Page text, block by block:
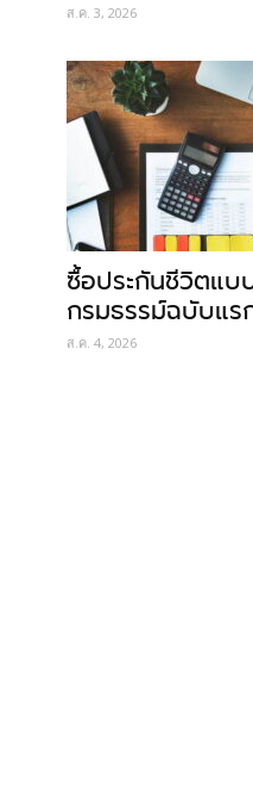
ส.ค. 3, 2026
ซื้อประกันชีวิตแบ
กรมธรรม์ฉบับแร
ส.ค. 4, 2026